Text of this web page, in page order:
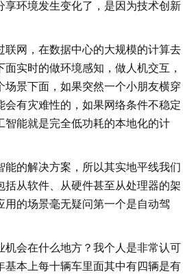
环境发生变化了，是因为技术创新
网，在数据中心的大规模的计算去
实时的做环境感知，做人机交互，
景下面，如果突然一个小朋友横穿
有灾难性的，如果网络条件不稳定
能就是完全低功耗的本地化的计
的解决方案，所以其实地平线我们
从软件、从硬件甚至从处理器的架
的场景毫无疑问第一个是自动驾
会在什么地方？我个人是非常认可
基本上每十辆车里面其中有四辆是有